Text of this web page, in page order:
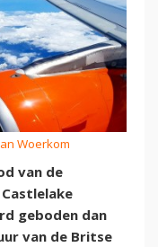
Woerkom
van de
geboden dan
van de Britse